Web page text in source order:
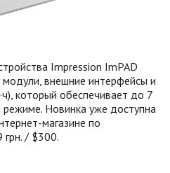
Impression ImPAD
внешние интерфейсы и
который обеспечивает до 7
Новинка уже доступна
магазине по
/ $300.